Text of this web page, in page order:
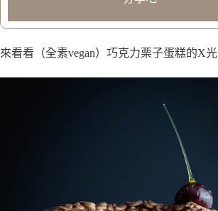
來看看（全素vegan）巧克力栗子蛋糕的X